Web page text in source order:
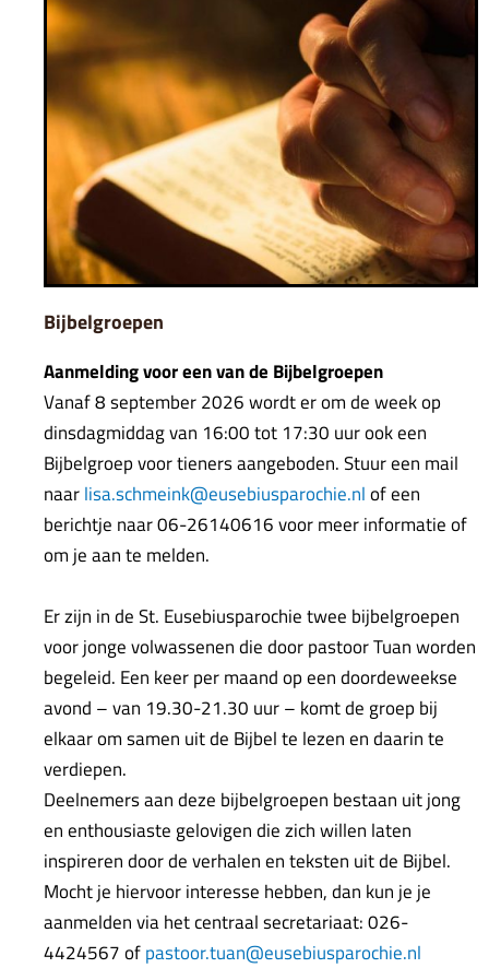
Bijbelgroepen
Aanmelding voor een van de Bijbelgroepen
Vanaf 8 september 2026 wordt er om de week op
dinsdagmiddag van 16:00 tot 17:30 uur ook een
Bijbelgroep voor tieners aangeboden. Stuur een mail
naarlisa.schmeink@eusebiusparochie.nlof een
berichtje naar 06-26140616 voor meer informatie of
om je aan te melden.
Er zijn in de St. Eusebiusparochie twee bijbelgroepen
voor jonge volwassenen die door pastoor Tuan worden
begeleid. Een keer per maand op een doordeweekse
avond – van 19.30-21.30 uur – komt de groep bij
elkaar om samen uit de Bijbel te lezen en daarin te
verdiepen.
Deelnemers aan deze bijbelgroepen bestaan uit jong
en enthousiaste gelovigen die zich willen laten
inspireren door de verhalen en teksten uit de Bijbel.
Mocht je hiervoor interesse hebben, dan kun je je
aanmelden via het centraal secretariaat: 026-
4424567 ofpastoor.tuan@eusebiusparochie.nl